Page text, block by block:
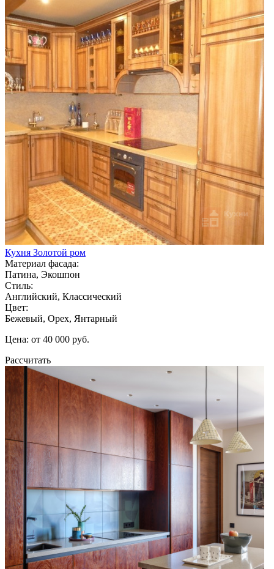
Кухня Золотой ром
Материал фасада:
Патина, Экошпон
Стиль:
Английский, Классический
Цвет:
Бежевый, Орех, Янтарный
Цена: от 40 000 руб.
Рассчитать